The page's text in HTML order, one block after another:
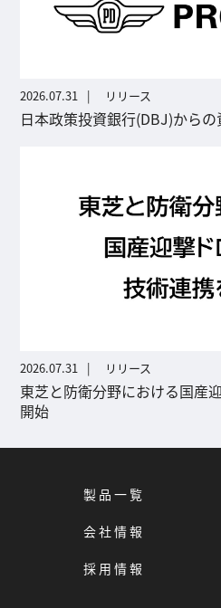
2026.07.31 リリース
日本政策投資銀行(DBJ)から
2026.07.31 リリース
東芝と防衛分野における国産
開始
製品一覧
会社情報
採用情報